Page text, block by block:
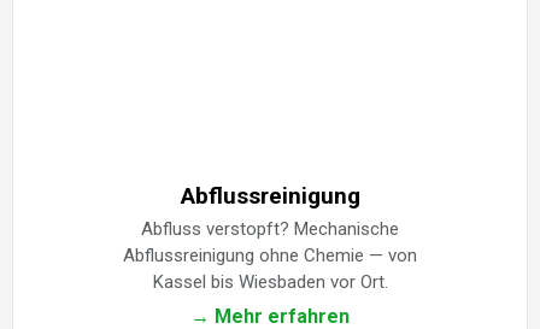
Abflussreinigung
Abfluss verstopft? Mechanische
Abflussreinigung ohne Chemie — von
Kassel bis Wiesbaden vor Ort.
→ Mehr erfahren